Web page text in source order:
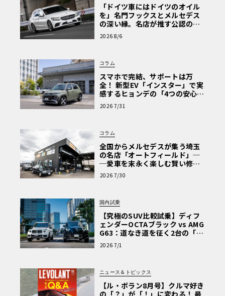
「ドイツ車にはドイツのオイル
を」名門フックスとメルセデス
の深い縁。名店が推す公認の安
心と、Cクラスで味わうシルキー
な走り〈PR〉
2026 8/6
コラム
スマホで完結、サポートは万
全！ 新型EV「インスター」で実
感するヒョンデの「4つの安心」
【第1回・ヒョンデ6つの疑問：
Why? Hyundai?】〈PR〉
2026 7/31
コラム
全国からメルセデスが集う埼玉
の名店「オートフィールド」─
─愛車を末永く楽しむ賢い修理
術と、プロがフックス製オイル
を選ぶ理由〈PR〉
2026 7/30
国内試乗
【究極のSUV比較試乗】ディフ
ェンダーOCTAブラック vs AMG
G63：道なき道を征く2台の「対
極的アプローチ」
2026 7/1
ニュース＆トピックス
【ル・ボラン8月号】クルマ好き